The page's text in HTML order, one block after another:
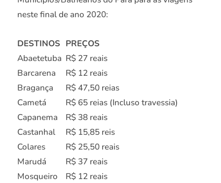
neste final de ano 2020:
DESTINOS PREÇOS
Abaetetuba R$ 27 reais
Barcarena
R$ 12 reais
Bragança
R$ 47,50 reias
Cametá
R$ 65 reias (Incluso travessia)
Capanema
R$ 38 reais
Castanhal
R$ 15,85 reis
Colares
R$ 25,50 reais
Marudá
R$ 37 reais
Mosqueiro
R$ 12 reais